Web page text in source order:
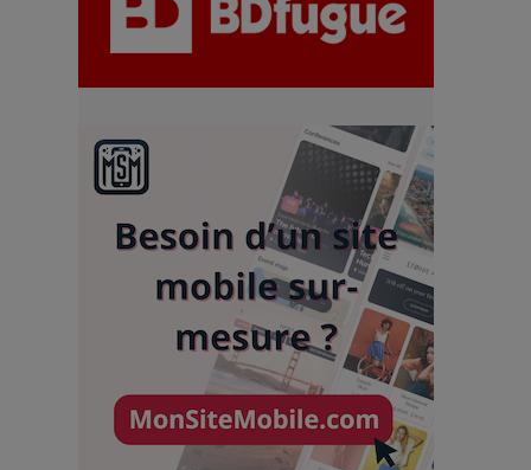
Adieu Jean-Pat : rire au bord
du précipice
Pharaonic Festival 2025 : 10
ans d’électro sous les
montagnes, une fête à ne pas
manquer